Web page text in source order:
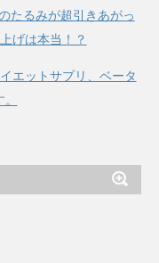
たるみが超引きあがっ
げは本当！？
エットサプリ、ベータ